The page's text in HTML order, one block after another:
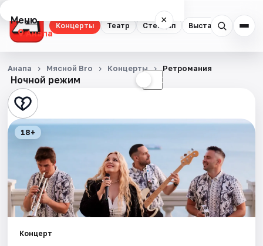
Концерты Театр Стендап Выставки
Меню ×
Анапа
Концерты
Театр
Стендап
Выставки
События
Города
Площадки
Ночной режим ☾
Анапа Мясной Bro Концерты Ретромания
18+
Концерт